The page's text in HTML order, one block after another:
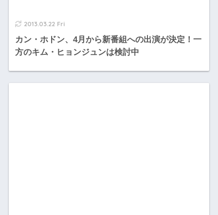
2013.03.22 Fri
カン・ホドン、4月から新番組への出演が決定！一
方のキム・ヒョンジュンは検討中